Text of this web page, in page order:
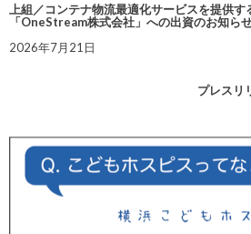
上組／コンテナ物流最適化サービスを提供
「OneStream株式会社」への出資のお知ら
2026年7月21日
プレスリ